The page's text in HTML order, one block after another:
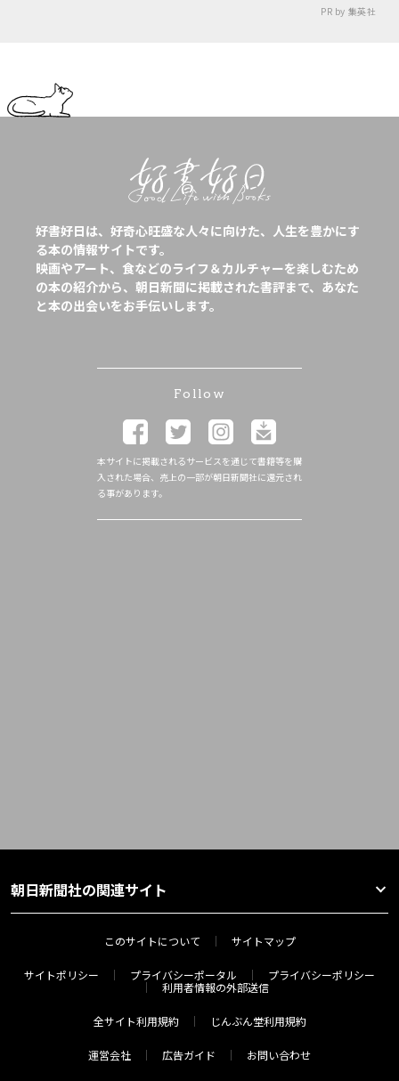
PR by 集英社
好書好日は、好奇心旺盛な人々に向けた、人生を豊かにす
る本の情報サイトです。
映画やアート、食などのライフ＆カルチャーを楽しむため
の本の紹介から、朝日新聞に掲載された書評まで、あなた
と本の出会いをお手伝いします。
Follow
本サイトに掲載されるサービスを通じて書籍等を購
入された場合、売上の一部が朝日新聞社に還元され
る事があります。
朝日新聞社の関連サイト
このサイトについて サイトマップ
サイトポリシー プライバシーポータル
プライバシーポリシー
利用者情報の外部送信
全サイト利用規約 じんぶん堂利用規約
運営会社 広告ガイド お問い合わせ